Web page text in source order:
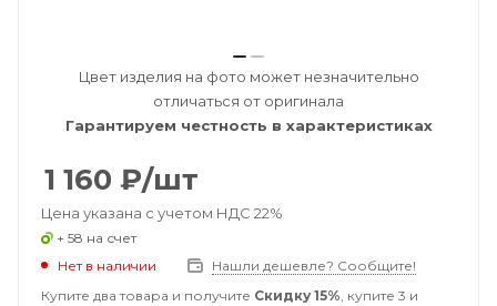
Цвет изделия на фото может незначительно
отличаться от оригинала
Гарантируем честность в характеристиках
1 160 ₽/шт
Цена указана с учетом НДС 22%
+ 58 на счет
Нет в наличии
Нашли дешевле? Сообщите!
Купите два товара и получите Скидку 15%, купите 3 и